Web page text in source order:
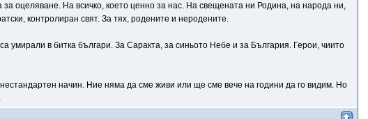
оцеляване. На всичко, което ценно за нас. На свещената ни Родина, на народа ни,
контролиран свят. За тях, родените и неродените.
умирали в битка българи. За Саракта, за синьото Небе и за България. Герои, чиито
начин. Ние няма да сме живи или ще сме вече на години да го видим. Но